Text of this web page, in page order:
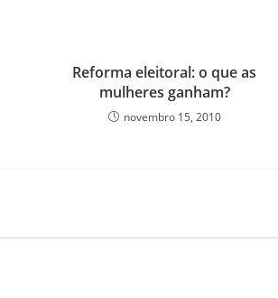
Reforma eleitoral: o que as
mulheres ganham?
novembro 15, 2010